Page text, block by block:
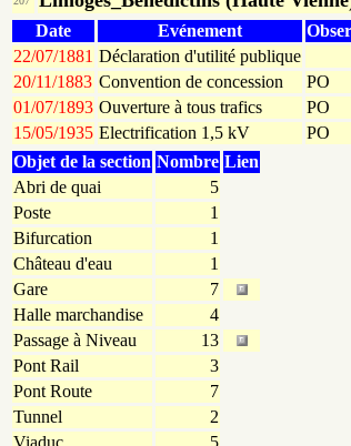
Date
Evénement
22/07/1881 Déclaration d'utilité publique
20/11/1883 Convention de concession
PO
01/07/1893 Ouverture à tous trafics
PO
15/05/1935 Electrification 1,5 kV
PO
Objet de la section Nombre Lien
Abri de quai
5
Poste
1
Bifurcation
1
Château d'eau
1
Gare
7
Halle marchandise
4
Passage à Niveau
13
Pont Rail
3
Pont Route
7
Tunnel
2